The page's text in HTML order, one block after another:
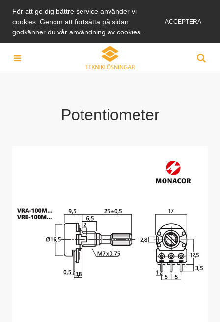
För att ge dig bättre service använder vi
cookies . Genom att fortsätta på sidan
godkänner du vår användning av cookies.
ACCEPTERA
Potentiometer